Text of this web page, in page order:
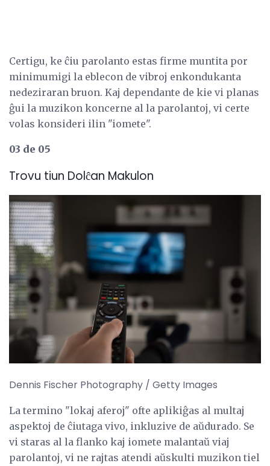
Certigu, ke ĉiu parolanto estas firme muntita por
minimumigi la eblecon de vibroj enkondukanta
nedeziraran bruon. Kaj dependante de kie vi planas
ĝui la muzikon koncerne al la parolantoj, vi certe
volas konsideri ilin "iomete".
03 de 05
Trovu tiun Dolĉan Makulon
Dennis Fischer Photography / Getty Images
La termino "lokaj aferoj" ofte aplikiĝas al multaj
aspektoj de ĉiutaga vivo, inkluzive de aŭdurado. Se
vi staras al la flanko kaj iomete malantaŭ viaj
parolantoj, vi ne rajtas atendi aŭskulti muzikon tiel